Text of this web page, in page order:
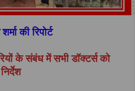
की रिपोर्ट
के संबंध में सभी डॉक्टर्स को